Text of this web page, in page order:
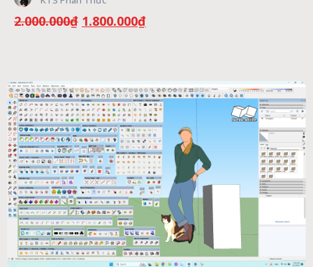
2.000.000₫ Giá
1.800.000₫Giá